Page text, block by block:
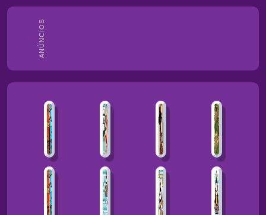
ANÚNCIOS